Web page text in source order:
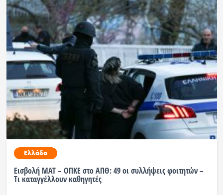
Ελλάδα
Εισβολή ΜΑΤ – ΟΠΚΕ στο ΑΠΘ: 49 οι συλλήψεις φοιτητών –
Τι καταγγέλλουν καθηγητές